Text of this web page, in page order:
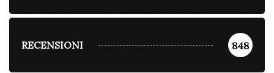
RECENSIONI 848